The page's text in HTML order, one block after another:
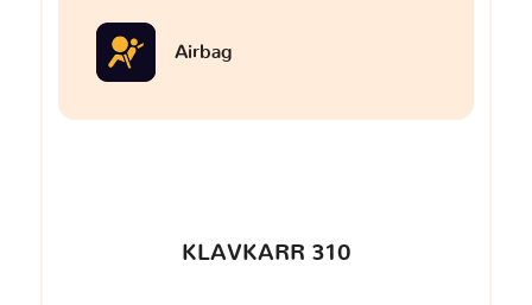
Airbag
KLAVKARR 310